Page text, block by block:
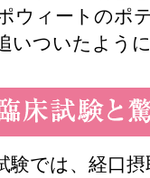
ウィートのポ
いついたように
験では、経口